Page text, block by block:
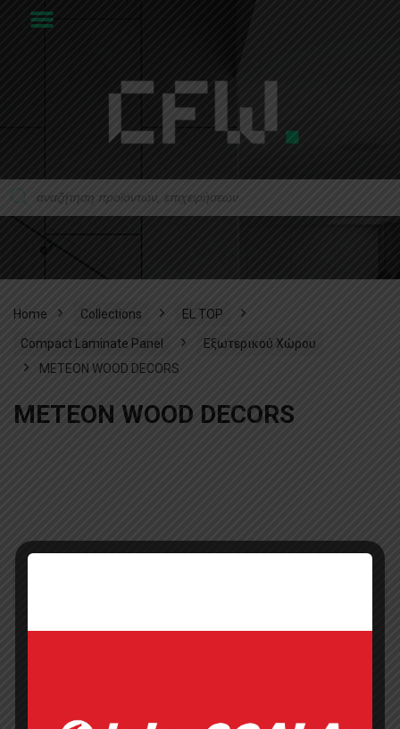
Home Collections EL TOP
Compact Laminate Panel
Εξωτερικού Χώρου
METEON WOOD DECORS
METEON WOOD DECORS